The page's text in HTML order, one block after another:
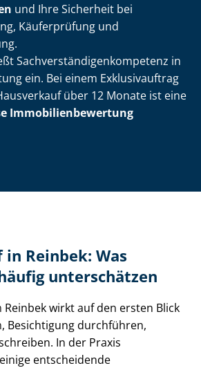
und Ihre Sicherheit bei
Käuferprüfung und
Sach­ver­stän­di­gen­kom­pe­tenz in
ein. Bei einem Exklusivauftrag
über 12 Monate ist eine
Im­mo­bi­li­en­be­wer­tung
Reinbek: Was
unterschätzen
Reinbek wirkt auf den ersten Blick
Besichtigung durchführen,
In der Praxis
entscheidende